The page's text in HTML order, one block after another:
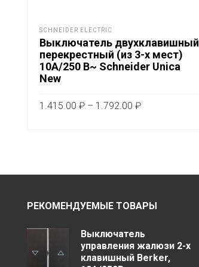
SCHNEIDER ELECTRIC
Выключатель двухклавишный
перекрестный (из 3-х мест)
10А/250 В~ Schneider Unica
New
1.415.00 ₽ – 1.792.00 ₽Диапазон
на
странице
РЕКОМЕНДУЕМЫЕ ТОВАРЫ
Выключатель
управления жалюзи 2-х
клавишный Berker,